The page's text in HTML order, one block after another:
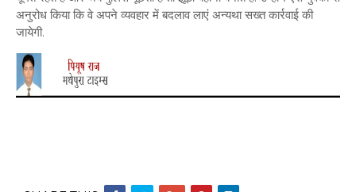
अनुरोध किया कि वे अपने व्यवहार में बदलाव लाएं अन्यथा सख्त कार्रवाई की
जायेगी.